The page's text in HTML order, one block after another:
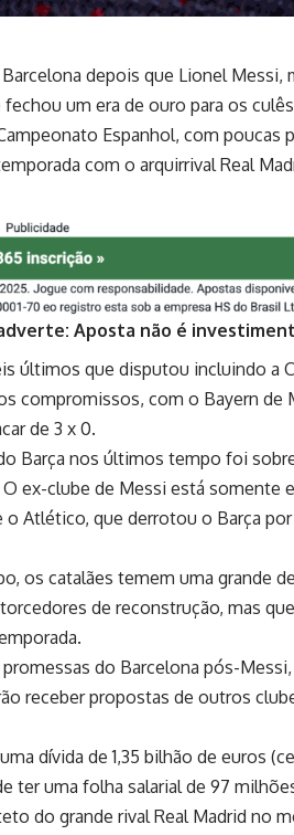
depois que Lionel Messi,
um era de ouro para os
Espanhol, com poucas
com o arquirrival Real
Aposta não é
últimos que disputou incluindo a
compromissos, com o Bayern de
de 3 x 0.
Barça nos últimos tempo foi
ex-clube de Messi está somente
o Atlético, que derrotou o Barça
os catalães temem uma grande
de reconstrução, mas
do Barcelona pós-
receber propostas de outros
dívida de 1,35 bilhão de euros
ter uma folha salarial de 97
do grande rivalReal Madrid no